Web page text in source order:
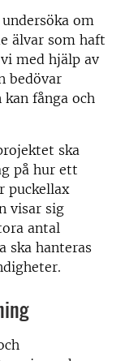
om
älvar som haft
med hjälp av
bedövar
fånga och
ska
på hur ett
puckellax
visar sig
antal
ska hanteras